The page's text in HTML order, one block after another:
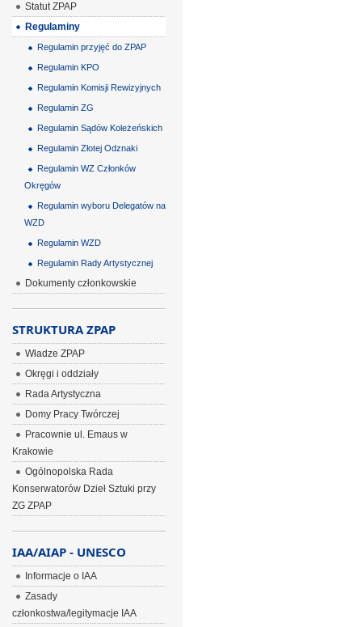
Statut ZPAP
Regulaminy
Regulamin przyjęć do ZPAP
Regulamin KPO
Regulamin Komisji Rewizyjnych
Regulamin ZG
Regulamin Sądów Koleżeńskich
Regulamin Złotej Odznaki
Regulamin WZ Członków
Okręgów
Regulamin wyboru Delegatów na
WZD
Regulamin WZD
Regulamin Rady Artystycznej
Dokumenty członkowskie
STRUKTURA ZPAP
Władze ZPAP
Okręgi i oddziały
Rada Artystyczna
Domy Pracy Twórczej
Pracownie ul. Emaus w
Krakowie
Ogólnopolska Rada
Konserwatorów Dzieł Sztuki przy
ZG ZPAP
IAA/AIAP - UNESCO
Informacje o IAA
Zasady
członkostwa/legitymacje IAA